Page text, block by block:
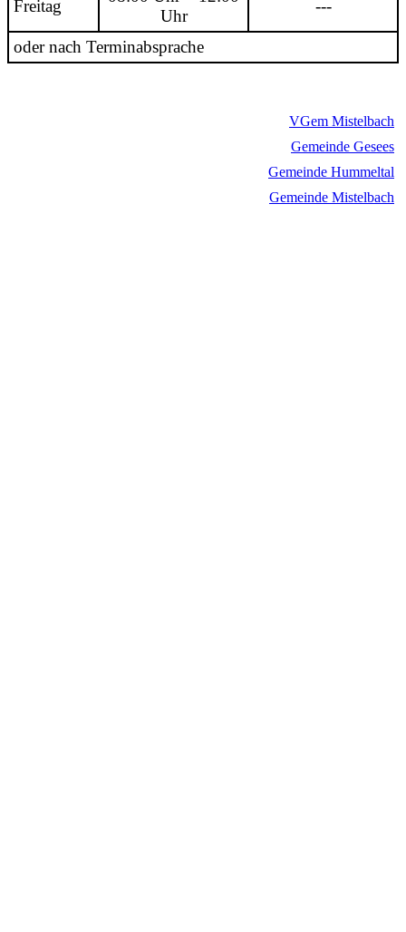
Freitag
Uhr
---
oder nach Terminabsprache
VGem Mistelbach
Gemeinde Gesees
Gemeinde Hummeltal
Gemeinde Mistelbach